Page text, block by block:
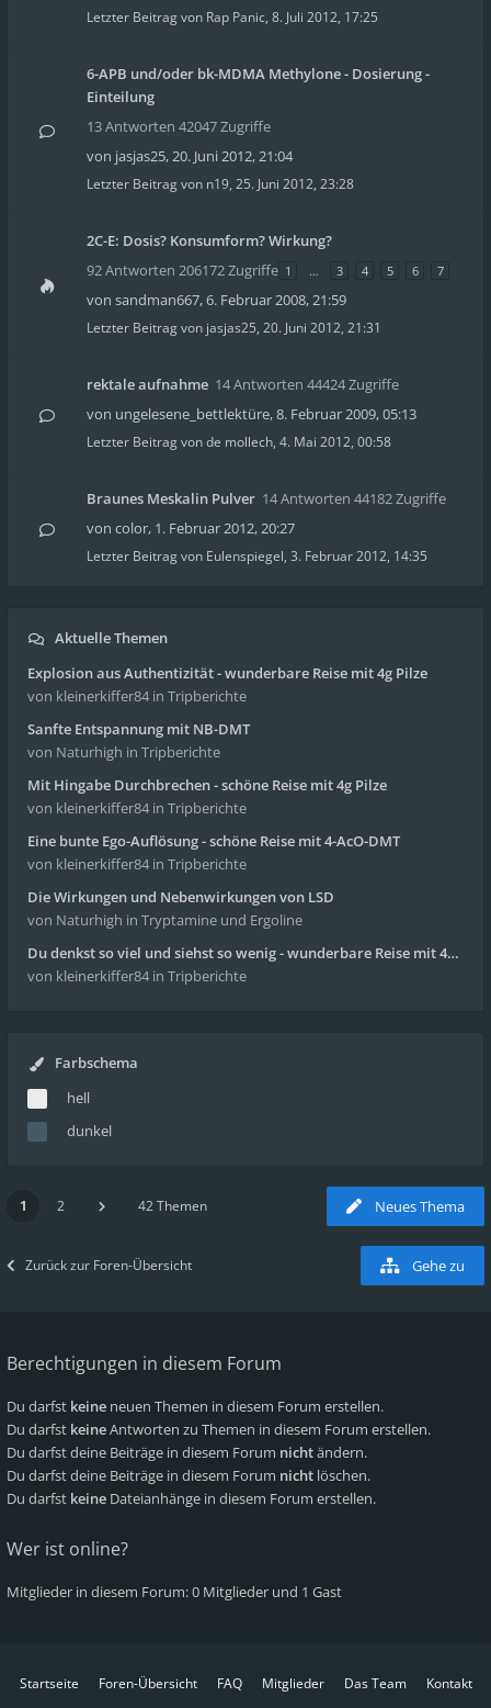
Letzter Beitrag von Rap Panic, 8. Juli 2012, 17:25
6-APB und/oder bk-MDMA Methylone - Dosierung -
Einteilung
13 Antworten 42047 Zugriffe
von jasjas25,20. Juni 2012, 21:04
Letzter Beitrag von n19, 25. Juni 2012, 23:28
2C-E: Dosis? Konsumform? Wirkung?
92 Antworten 206172 Zugriffe 1 … 3 4 5 6 7
von sandman667,6. Februar 2008, 21:59
Letzter Beitrag von jasjas25, 20. Juni 2012, 21:31
rektale aufnahme 14 Antworten 44424 Zugriffe
von ungelesene_bettlektüre,8. Februar 2009, 05:13
Letzter Beitrag vonde mollech, 4. Mai 2012, 00:58
Braunes Meskalin Pulver 14 Antworten 44182 Zugriffe
von color, 1. Februar 2012, 20:27
Letzter Beitrag von Eulenspiegel, 3. Februar 2012, 14:35
Aktuelle Themen
Explosion aus Authentizität - wunderbare Reise mit 4g Pilze
von kleinerkiffer84 in Tripberichte
Sanfte Entspannung mit NB-DMT
von Naturhigh in Tripberichte
Mit Hingabe Durchbrechen - schöne Reise mit 4g Pilze
von kleinerkiffer84 in Tripberichte
Eine bunte Ego-Auflösung - schöne Reise mit 4-AcO-DMT
von kleinerkiffer84 in Tripberichte
Die Wirkungen und Nebenwirkungen von LSD
von Naturhigh in Tryptamine und Ergoline
Du denkst so viel und siehst so wenig - wunderbare Reise mit 4g Pilze
von kleinerkiffer84 in Tripberichte
Farbschema
hell
dunkel
Neues Thema
1 2 42 Themen
Zurück zur Foren-Übersicht Gehe zu
Berechtigungen in diesem Forum
Du darfst keine neuen Themen in diesem Forum erstellen.
Du darfst keineAntworten zu Themen in diesem Forum erstellen.
Du darfst deine Beiträge in diesem Forum nichtändern.
Du darfst deine Beiträge in diesem Forum nicht löschen.
Du darfst keine Dateianhänge in diesem Forum erstellen.
Wer ist online?
Mitglieder in diesem Forum: 0 Mitglieder und 1 Gast
Startseite Foren-Übersicht FAQ Mitglieder Das Team
Kontakt